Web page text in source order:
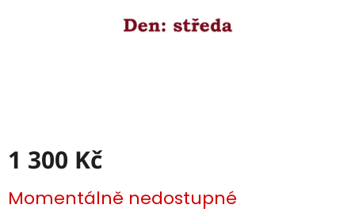
1 300 Kč
cena:
Momentálně nedostupné